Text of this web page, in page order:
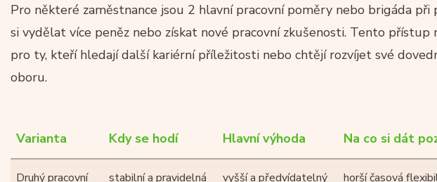
Pro některé zaměstnance jsou 2 hlavní pracovní poměry nebo brigáda při
si vydělat více peněz nebo získat nové pracovní zkušenosti. Tento přístup
pro ty, kteří hledají další kariérní příležitosti nebo chtějí rozvíjet své
oboru.
Varianta Kdy se hodí Hlavní výhoda Na co si dát
Druhý pracovní stabilní a pravidelná vyšší a předvídatelný horší časová